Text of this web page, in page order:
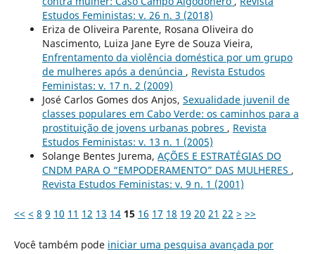
Estudos Feministas: v. 26 n. 3 (2018)
Eriza de Oliveira Parente, Rosana Oliveira do
Nascimento, Luiza Jane Eyre de Souza Vieira,
Enfrentamento da violência doméstica por um grupo
de mulheres após a denúncia , Revista Estudos
Feministas: v. 17 n. 2 (2009)
José Carlos Gomes dos Anjos, Sexualidade juvenil de
classes populares em Cabo Verde: os caminhos para a
prostituição de jovens urbanas pobres , Revista
Estudos Feministas: v. 13 n. 1 (2005)
Solange Bentes Jurema, AÇÕES E ESTRATÉGIAS DO
CNDM PARA O “EMPODERAMENTO” DAS MULHERES ,
Revista Estudos Feministas: v. 9 n. 1 (2001)
<< < 8 9 10 11 12 13 14 15 16 17 18 19 20 21 22 > >>
Você também pode iniciar uma pesquisa avançada por